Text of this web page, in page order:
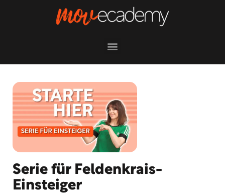
Serie für Feldenkrais-
Einsteiger